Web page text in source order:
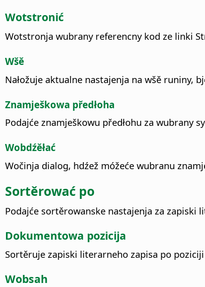
Wotstronić
Wotstronja wubrany referencny kod ze linki
Wšě
Nałožuje aktualne nastajenja na wšě runiny,
Znamješkowa předłoha
Podajće znamješkowu předłohu za wubrany
Wobdźěłać
Wočinja dialog, hdźež móžeće wubranu
Sortěrować po
Podajće sortěrowanske nastajenja za zapiski
Dokumentowa pozicija
Sortěruje zapiski literarneho zapisa po
Wobsah